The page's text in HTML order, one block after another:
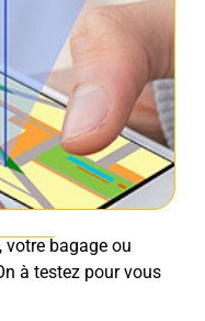
votre bagage ou
à testez pour vous